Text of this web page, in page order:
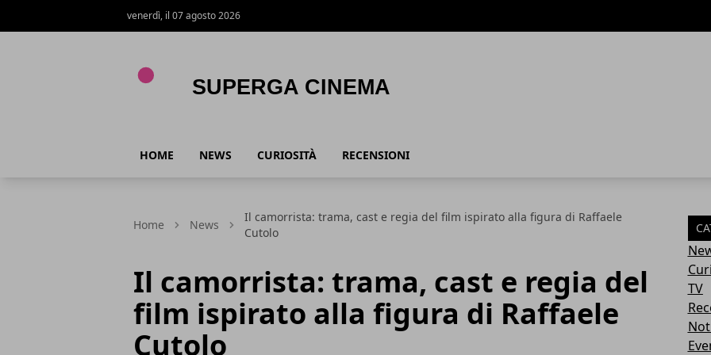
venerdì, il 07 agosto 2026
HOME NEWS CURIOSITÀ RECENSIONI
Home News
Il camorrista: trama, cast e regia del film ispirato alla figura di Raffaele
Cutolo
Il camorrista: trama, cast e regia del
film ispirato alla figura di Raffaele
Cutolo
TV